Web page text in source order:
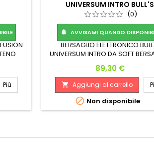
Più
UNIVERSUM INTRO BULL'S
(0)
 AVVISAMI QUANDO
BERSAGLIO ELETTRONICO
UNIVERSUM INTRO DA SOFT
CON MISURE REGOLAMENTARI
TORNEO
Prezzo
89,30 €
 Aggiungi al carrello
 Non disponibile